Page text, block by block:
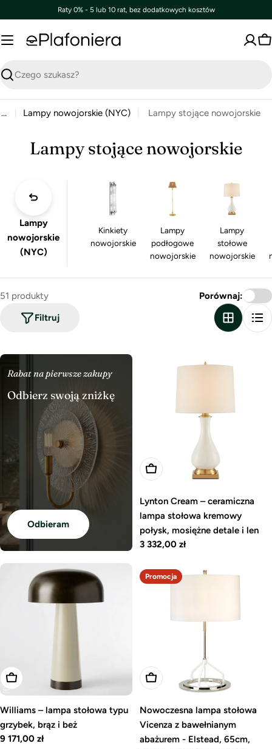
do
treści
Raty 0% - 5 lub 10 rat, bez dodatkowych kosztów
PragmaPay
Szukaj
… Lampy nowojorskie (NYC) Lampy stojące nowojorskie
Lampy stojące nowojorskie
Lampy
nowojorskie
(NYC)
Kinkiety
nowojorskie
Lampy
podłogowe
nowojorskie
Lampy
stołowe
nowojorskie
51 produkty
Filtruj
Porównaj:
Rabat na pierwsze zakupy
Odbierz swoją zniżkę
Odbieram
Dodaj do koszyka
Lynton Cream – ceramiczna
lampa stołowa kremowy
połysk, mosiężne detale i len
Cena
3 332,00 zł
Dodaj do koszyka
Williams – lampa stołowa typu
grzybek, brąz i beż
Cena
9 171,00 zł
Promocja
Dodaj do koszyka
Nowoczesna lampa stołowa
Vicenza z bawełnianym
abażurem - Elstead, 65cm,